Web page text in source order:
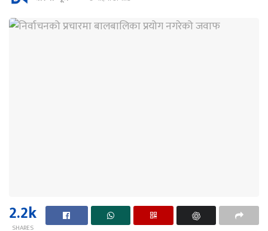
2.2k
SHARES